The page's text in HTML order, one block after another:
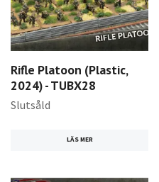
Rifle Platoon (Plastic,
2024) - TUBX28
Slutsåld
LÄS MER